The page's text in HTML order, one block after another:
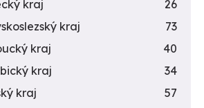
kraj
26
kraj
73
kraj
40
kraj
34
kraj
57